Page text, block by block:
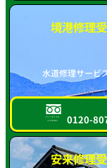
境港修理
水道修理サービ
フリーダイヤル
スマホOK!! 0120-
安来修理